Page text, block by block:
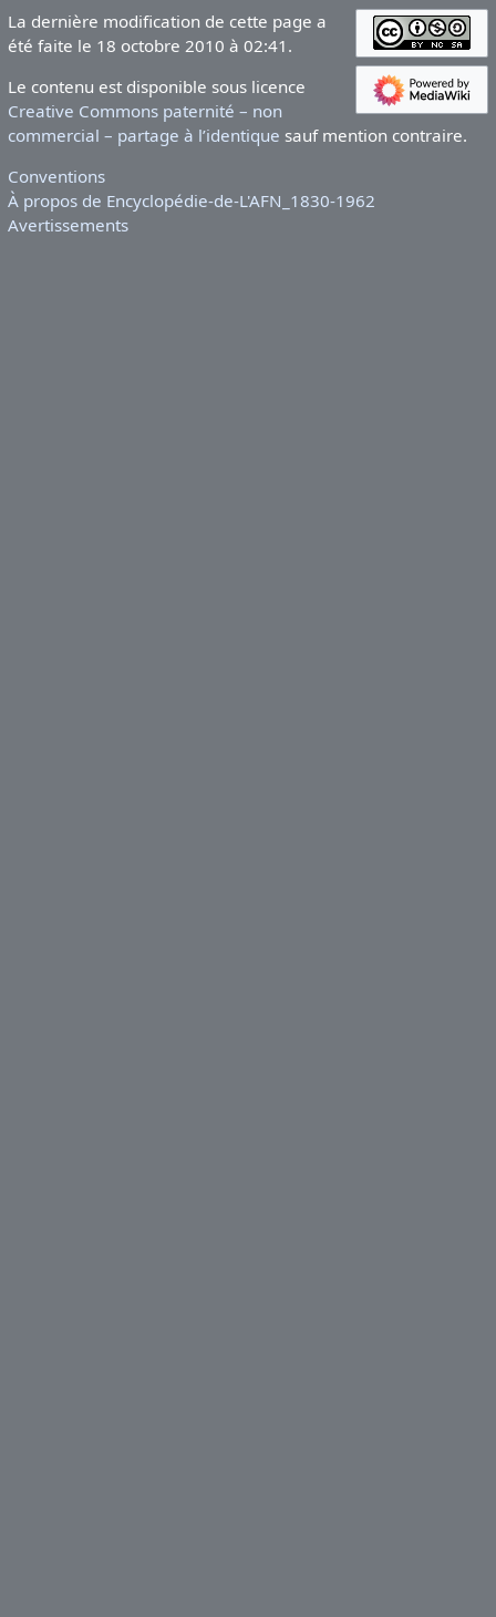
La dernière modification de cette page a
été faite le 18 octobre 2010 à 02:41.
Le contenu est disponible sous licence
Creative Commons paternité – non
commercial – partage à l’identique sauf mention contraire.
Conventions
À propos de Encyclopédie-de-L'AFN_1830-1962
Avertissements